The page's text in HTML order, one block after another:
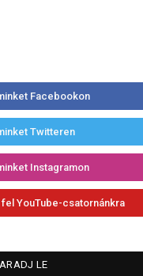
Facebookon
Twitteren
Instagramon
YouTube-csatornánkra
LE